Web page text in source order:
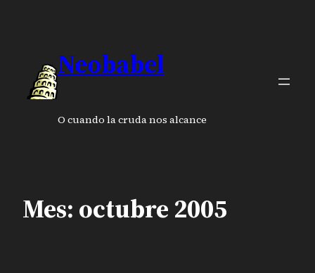
contenidoNeobabel
O cuando la cruda nos alcance
Mes: octubre 2005